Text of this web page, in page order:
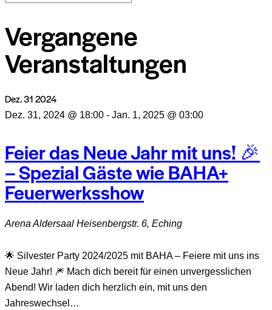
Vergangene
Veranstaltungen
Dez.312024
Dez. 31, 2024 @ 18:00 - Jan. 1, 2025 @ 03:00
Feier das Neue Jahr mit uns! 🎉
– Spezial Gäste wie BAHA+
Feuerwerksshow
Arena Aldersaal Heisenbergstr. 6, Eching
🌟 Silvester Party 2024/2025 mit BAHA – Feiere mit uns ins
Neue Jahr! 🎆 Mach dich bereit für einen unvergesslichen
Abend! Wir laden dich herzlich ein, mit uns den
Jahreswechsel…